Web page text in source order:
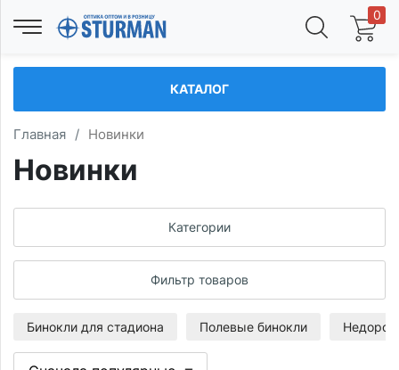
0
КАТАЛОГ
Главная / Новинки
Новинки
Категории
Фильтр товаров
Бинокли для стадиона Полевые бинокли